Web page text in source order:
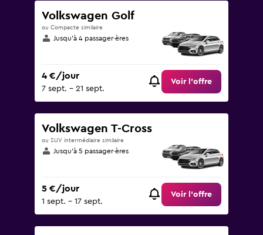
Volkswagen Golf
ou Compacte similaire
Jusqu’à 4 passager·ères
4 €/jour
7 sept. - 21 sept.
Voir l’offre
Volkswagen T-Cross
ou SUV intermédiaire similaire
Jusqu’à 5 passager·ères
5 €/jour
1 sept. - 17 sept.
Voir l’offre